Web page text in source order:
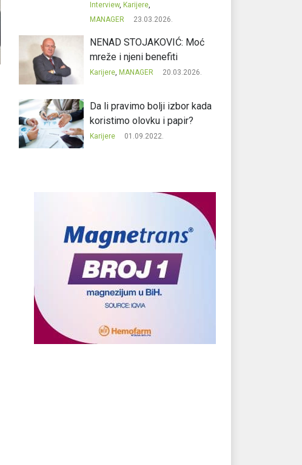
Interview, Karijere,
MANAGER
23.03.2026.
NENAD STOJAKOVIĆ: Moć
mreže i njeni benefiti
Karijere, MANAGER 20.03.2026.
Da li pravimo bolji izbor kada
koristimo olovku i papir?
Karijere 01.09.2022.